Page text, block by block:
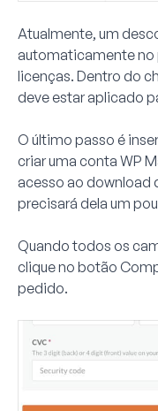
Atualmente, um
automaticamente no
licenças. Dentro do
deve estar aplicado
O último passo é
criar uma conta WP
acesso ao download
precisará dela um
Quando todos os
clique no botão
pedido.